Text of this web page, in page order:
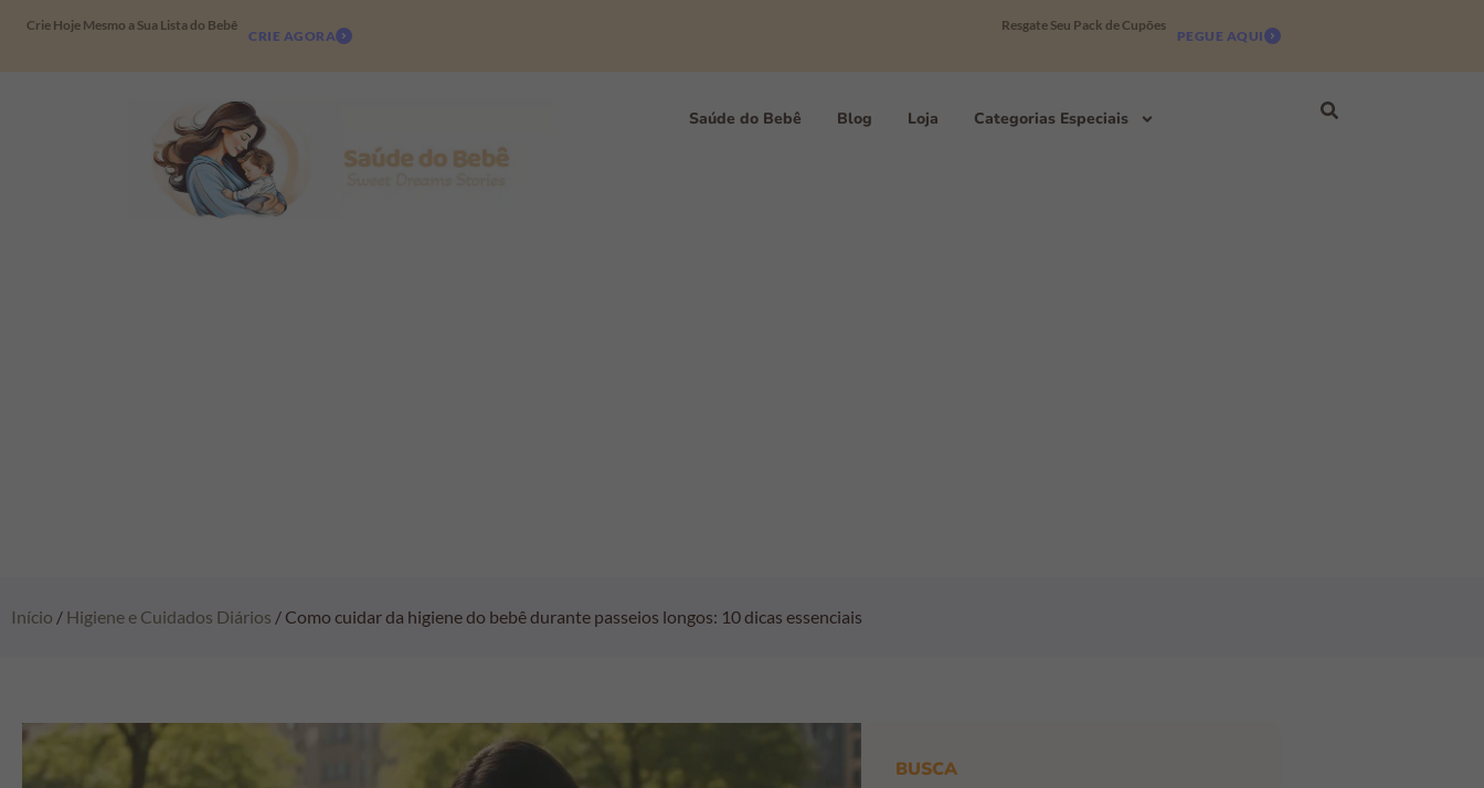
Crie Hoje Mesmo a Sua Lista do Bebê
CRIE AGORA
Resgate Seu Pack de Cupões
PEGUE AQUI
Saúde do Bebê Blog Loja Categorias Especiais
Início / Higiene e Cuidados Diários / Como cuidar da higiene do bebê durante passeios longos: 10 dicas essenciais
BUSCA